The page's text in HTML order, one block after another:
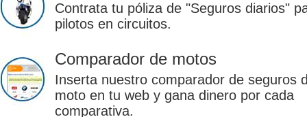
Contrata tu póliza de "Seguros diarios"
pilotos en circuitos.
Comparador de motos
Inserta nuestro comparador de seguros
moto en tu web y gana dinero por cada
comparativa.